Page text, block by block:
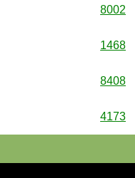
8002
1468
8408
4173